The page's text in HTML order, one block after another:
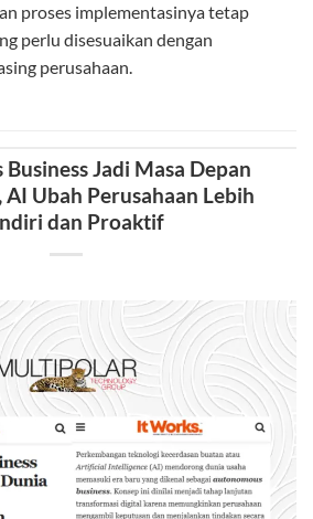
proses implementasinya tetap
perlu disesuaikan dengan
perusahaan.
Jadi Masa Depan
AI Ubah Perusahaan Lebih
dan Proaktif